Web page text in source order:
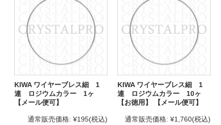
KIWA ワイヤーブレス細 1
連 ロジウムカラー 1ヶ
【メール便可】
通常販売価格: ¥195(税込)
KIWA ワイヤーブレス細 1
連 ロジウムカラー 10ヶ
【お徳用】 【メール便可】
通常販売価格: ¥1,760(税込)